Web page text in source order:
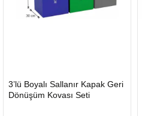
GÖNDERİ
3’lü Boyalı Sallanır Kapak Geri
Dönüşüm Kovası Seti